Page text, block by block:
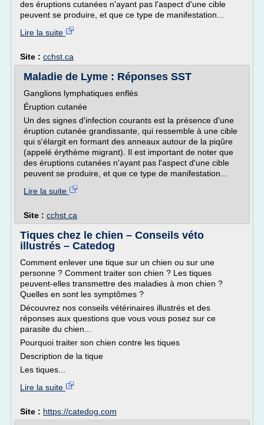
des éruptions cutanées n'ayant pas l'aspect d'une cible
peuvent se produire, et que ce type de manifestation...
Lire la suite
Site : cchst.ca
Maladie de Lyme : Réponses SST
Ganglions lymphatiques enflés
Éruption cutanée
Un des signes d'infection courants est la présence d'une
éruption cutanée grandissante, qui ressemble à une cible
qui s'élargit en formant des anneaux autour de la piqûre
(appelé érythème migrant). Il est important de noter que
des éruptions cutanées n'ayant pas l'aspect d'une cible
peuvent se produire, et que ce type de manifestation...
Lire la suite
Site : cchst.ca
Tiques chez le chien – Conseils véto
illustrés – Catedog
Comment enlever une tique sur un chien ou sur une
personne ? Comment traiter son chien ? Les tiques
peuvent-elles transmettre des maladies à mon chien ?
Quelles en sont les symptômes ?
Découvrez nos conseils vétérinaires illustrés et des
réponses aux questions que vous vous posez sur ce
parasite du chien...
Pourquoi traiter son chien contre les tiques
Description de la tique
Les tiques...
Lire la suite
Site : https://catedog.com